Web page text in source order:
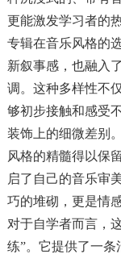
更能激发学习者的
专辑在音乐风格的
新叙事感，也融入
调。这种多样性不
够初步接触和感受
装饰上的细微差别
风格的精髓得以保
启了自己的音乐审
巧的堆砌，更是情
对于自学者而言，
练”。它提供了一